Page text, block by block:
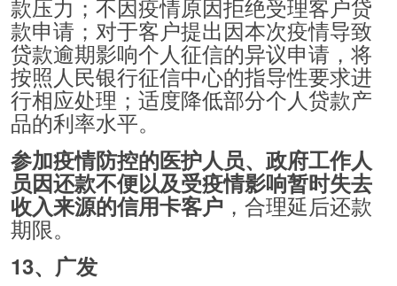
款压力；不因疫情原因拒绝受理客户贷
款申请；对于客户提出因本次疫情导致
贷款逾期影响个人征信的异议申请，将
按照人民银行征信中心的指导性要求进
行相应处理；适度降低部分个人贷款产
品的利率水平。
参加疫情防控的医护人员、政府工作人
员因还款不便以及受疫情影响暂时失去
收入来源的信用卡客户，合理延后还款
期限。
13、广发